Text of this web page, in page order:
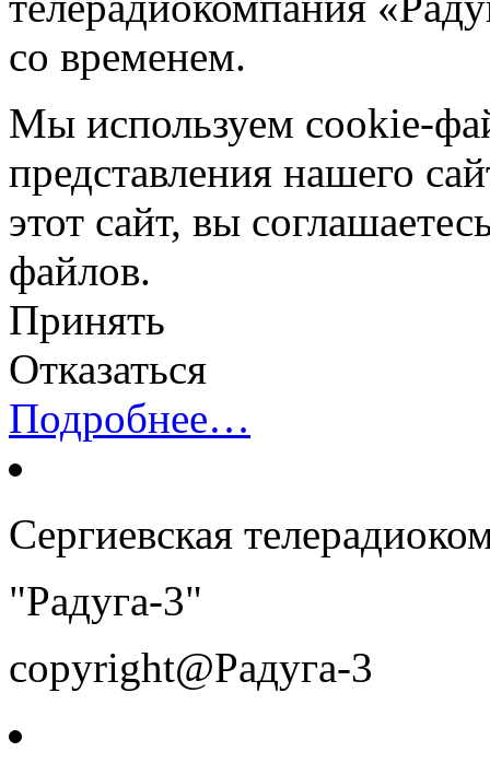
со временем.
Мы используем cookie-
представления нашего
этот сайт, вы
файлов.
Принять
Отказаться
Подробнее…
Сергиевская
"Радуга-3"
copyright@Радуга-3